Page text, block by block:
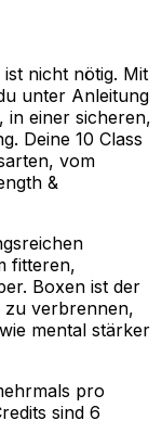
nicht nötig. Mit
unter Anleitung
in einer sicheren,
Deine 10 Class
vom
&
fitteren,
Boxen ist der
zu verbrennen,
mental stärker
pro
sind 6